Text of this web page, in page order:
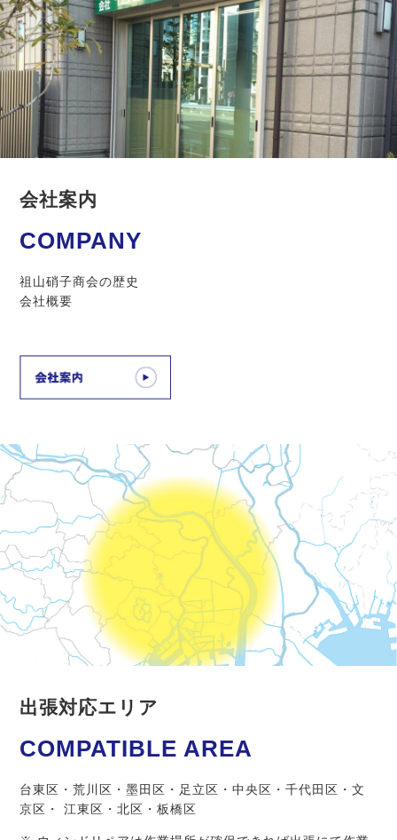
会社案内
COMPANY
祖山硝子商会の歴史
会社概要
出張対応エリア
COMPATIBLE AREA
台東区・荒川区・墨田区・足立区・中央区・千代田区・文
京区・ 江東区・北区・板橋区